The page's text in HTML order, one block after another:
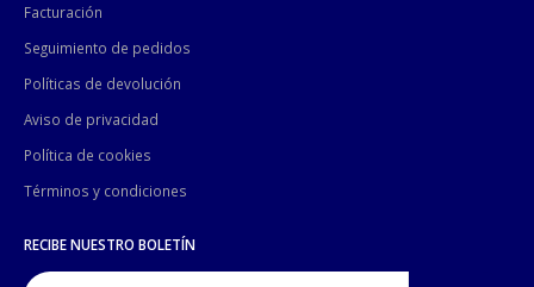
Facturación
Seguimiento de pedidos
Políticas de devolución
Aviso de privacidad
Política de cookies
Términos y condiciones
RECIBE NUESTRO BOLETÍN